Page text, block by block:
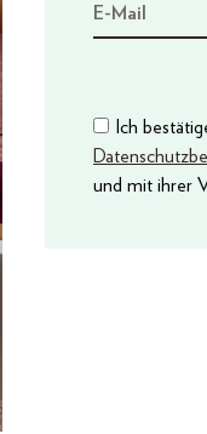
Ich
und mit ihrer